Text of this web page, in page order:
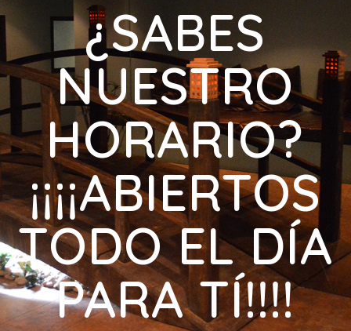
¿SABES
NUESTRO
HORARIO?
¡¡¡¡ABIERTOS
TODO EL DÍA
PARA TÍ!!!!